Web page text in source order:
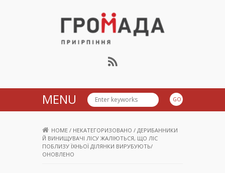
Громада Приірпіння
MENU
HOME / НЕКАТЕГОРИЗОВАНО / ДЕРИБАННИКИ
Й ВИНИЩУВАЧІ ЛІСУ ЖАЛІЮТЬСЯ, ЩО ЛІС
ПОБЛИЗУ ЇХНЬОЇ ДІЛЯНКИ ВИРУБУЮТЬ/
ОНОВЛЕНО